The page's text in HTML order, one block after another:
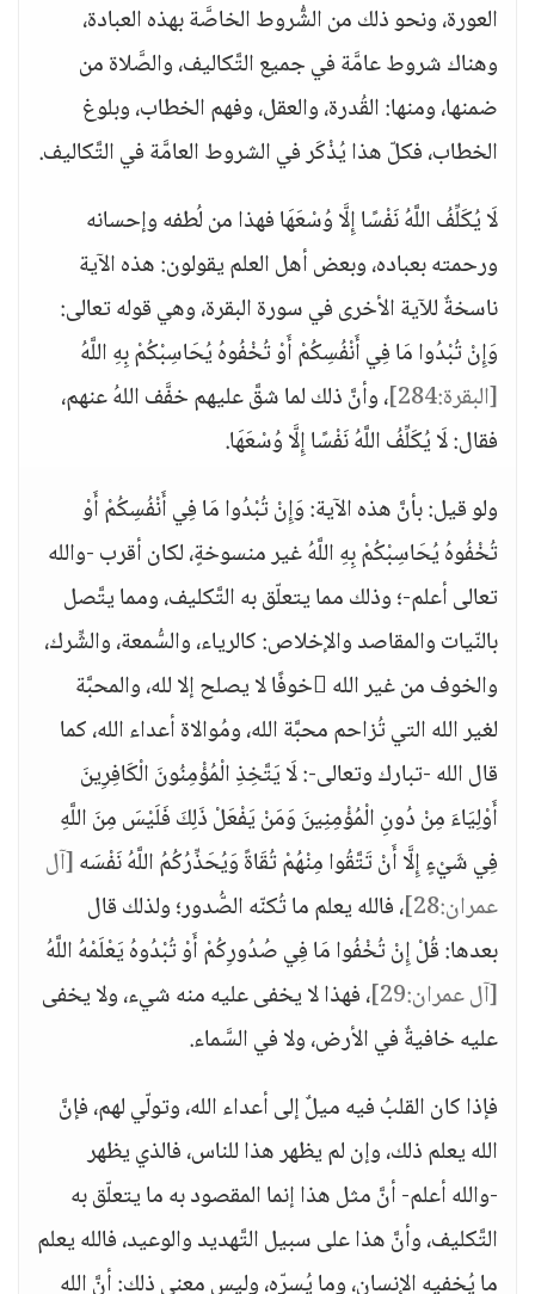
العورة، ونحو ذلك من الشُّروط الخاصَّة بهذه العبادة،
وهناك شروط عامَّة في جميع التَّكاليف، والصَّلاة من
ضمنها، ومنها: القُدرة، والعقل، وفهم الخطاب، وبلوغ
الخطاب، فكلّ هذا يُذْكَر في الشروط العامَّة في التَّكاليف.
لَا يُكَلِّفُ اللَّهُ نَفْسًا إِلَّا وُسْعَهَا فهذا من لُطفه وإحسانه
ورحمته بعباده، وبعض أهل العلم يقولون: هذه الآية
ناسخةٌ للآية الأخرى في سورة البقرة، وهي قوله تعالى:
وَإِنْ تُبْدُوا مَا فِي أَنْفُسِكُمْ أَوْ تُخْفُوهُ يُحَاسِبْكُمْ بِهِ اللَّهُ
[البقرة:284]
، وأنَّ ذلك لما شقَّ عليهم خفَّف اللهُ عنهم،
فقال: لَا يُكَلِّفُ اللَّهُ نَفْسًا إِلَّا وُسْعَهَا.
ولو قيل: بأنَّ هذه الآية: وَإِنْ تُبْدُوا مَا فِي أَنْفُسِكُمْ أَوْ
تُخْفُوهُ يُحَاسِبْكُمْ بِهِ اللَّهُ غير منسوخةٍ، لكان أقرب -والله
تعالى أعلم-؛ وذلك مما يتعلّق به التَّكليف، ومما يتَّصل
بالنّيات والمقاصد والإخلاص: كالرياء، والسُّمعة، والشِّرك،
والخوف من غير الله خوفًا لا يصلح إلا لله، والمحبَّة
لغير الله التي تُزاحم محبَّة الله، ومُوالاة أعداء الله، كما
قال الله -تبارك وتعالى-: لَا يَتَّخِذِ الْمُؤْمِنُونَ الْكَافِرِينَ
أَوْلِيَاءَ مِنْ دُونِ الْمُؤْمِنِينَ وَمَنْ يَفْعَلْ ذَلِكَ فَلَيْسَ مِنَ اللَّهِ
فِي شَيْءٍ إِلَّا أَنْ تَتَّقُوا مِنْهُمْ تُقَاةً وَيُحَذِّرُكُمُ اللَّهُ نَفْسَه[آل
عمران:28]
، فالله يعلم ما تُكنّه الصُّدور؛ ولذلك قال
بعدها: قُلْ إِنْ تُخْفُوا مَا فِي صُدُورِكُمْ أَوْ تُبْدُوهُ يَعْلَمْهُ اللَّهُ
[آل عمران:29]
، فهذا لا يخفى عليه منه شيء، ولا يخفى
عليه خافيةٌ في الأرض، ولا في السَّماء.
فإذا كان القلبُ فيه ميلٌ إلى أعداء الله، وتولّي لهم، فإنَّ
الله يعلم ذلك، وإن لم يظهر هذا للناس، فالذي يظهر
-والله أعلم- أنَّ مثل هذا إنما المقصود به ما يتعلّق به
التَّكليف، وأنَّ هذا على سبيل التَّهديد والوعيد، فالله يعلم
ما يُخفيه الإنسان، وما يُسرّه، وليس معنى ذلك: أنَّ الله